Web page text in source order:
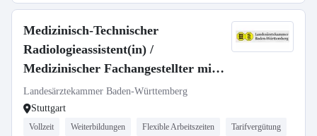
Medizinisch-Technischer
Radiologieassistent(in) /
Medizinischer Fachangestellter mit
Röntgenschein (m/w/d)
Landesärztekammer Baden-Württemberg
Stuttgart
Vollzeit Weiterbildungen Flexible Arbeitszeiten Tarifvergütung